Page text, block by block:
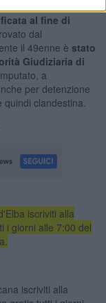
al fine di
dal
il 49enne è stato
Giudiziaria di
a
per detenzione
clandestina.
iscriviti alla
i giorni alle 7:00 del
iscriviti alla